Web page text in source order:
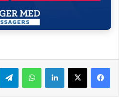
فيسبوك‫X لينكدإن واتساب